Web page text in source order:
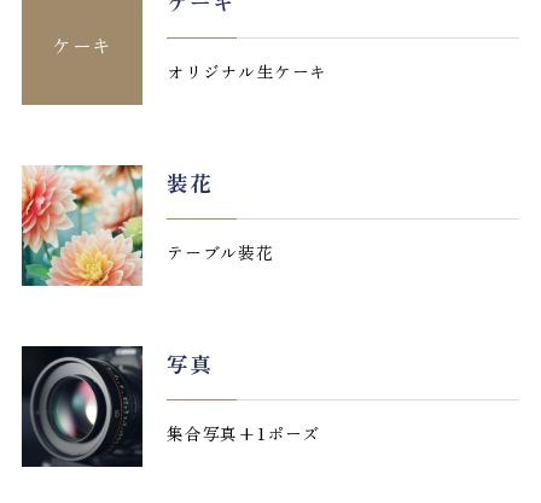
オリジナル生ケーキ
ケーキ
装花
テーブル装花
写真
集合写真+1ポーズ